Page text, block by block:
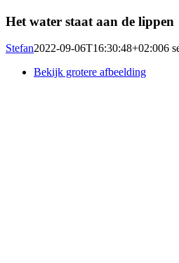
Het water staat aan de lippen
Stefan2022-09-06T16:30:48+02:006
Bekijk grotere afbeelding